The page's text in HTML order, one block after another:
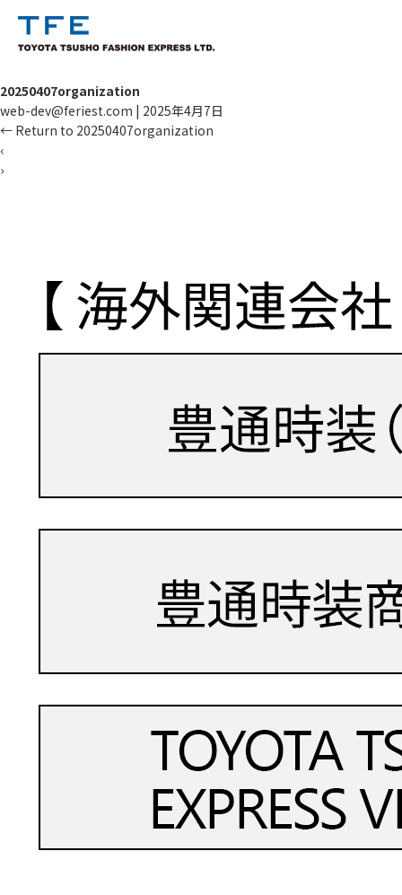
20250407organization
web-dev@feriest.com | 2025年4月7日
← Return to 20250407organization
‹
›